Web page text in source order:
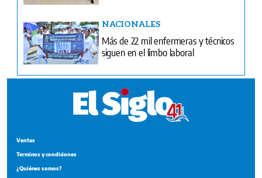
NACIONALES
Más de 22 mil enfermeras y técnicos
siguen en el limbo laboral
Ventas
Terminos y condiciones
¿Quiénes somos?